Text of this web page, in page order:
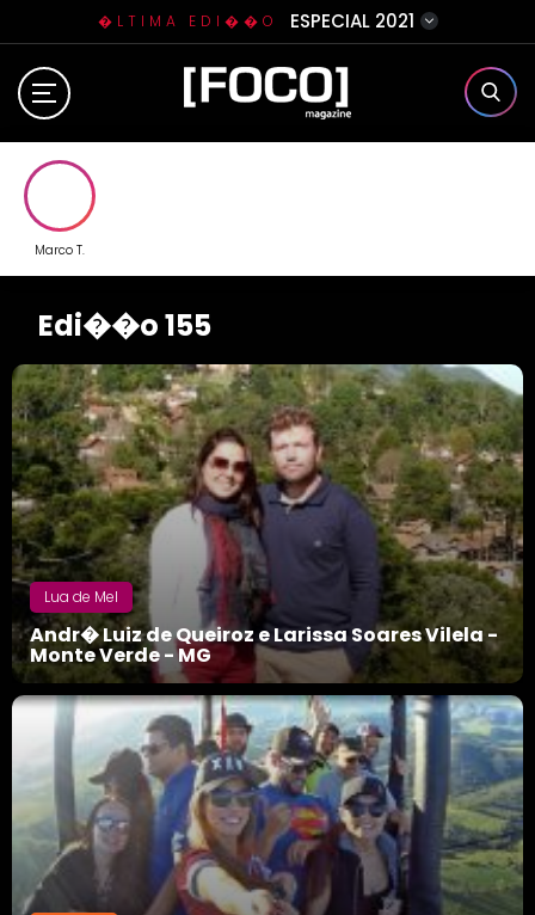
�LTIMA EDI��O ESPECIAL 2021
Home
Contato
Marco T.
Edi��o 155
Lua de Mel
Andr� Luiz de Queiroz e Larissa Soares Vilela -
Monte Verde - MG